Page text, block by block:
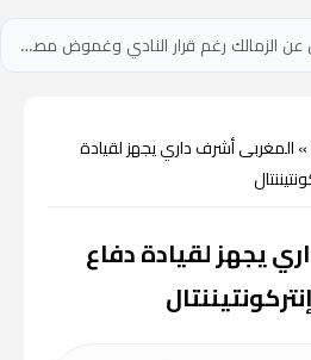
خوان بيزيرا يتمسك بالرحيل عن الزمالك رغم قرار النادي وغموض مصيره
»المغربى أشرف داري يجهز لقيادة
يجهز لقيادة دفاع